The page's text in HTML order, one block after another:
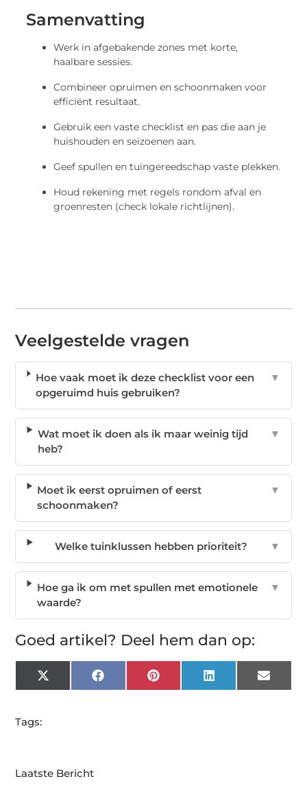
Samenvatting
Werk in afgebakende zones met korte,
haalbare sessies.
Combineer opruimen en schoonmaken voor
efficiënt resultaat.
Gebruik een vaste checklist en pas die aan je
huishouden en seizoenen aan.
Geef spullen en tuingereedschap vaste plekken.
Houd rekening met regels rondom afval en
groenresten (check lokale richtlijnen).
Veelgestelde vragen
Hoe vaak moet ik deze checklist voor een
opgeruimd huis gebruiken?
▼
Wat moet ik doen als ik maar weinig tijd
heb?
▼
Moet ik eerst opruimen of eerst
schoonmaken?
▼
Welke tuinklussen hebben prioriteit? ▼
Hoe ga ik om met spullen met emotionele
waarde?
▼
Goed artikel? Deel hem dan op:
X
(Twitter)
FacebookPinterest LinkedIn Email
Tags:
Laatste Bericht